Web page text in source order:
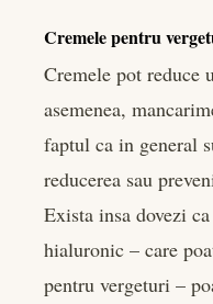
Cremele pentru
Cremele pot reduce
asemenea,
faptul ca in general
reducerea sau
Exista insa dovezi
hialuronic – care
pentru vergeturi –